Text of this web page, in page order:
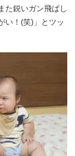
た鋭いガン飛ばし
い！(笑)」とツッ